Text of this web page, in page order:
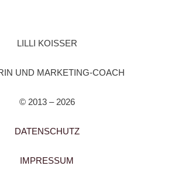
LILLI KOISSER
UND MARKETING-COACH
© 2013 – 2026
DATENSCHUTZ
IMPRESSUM